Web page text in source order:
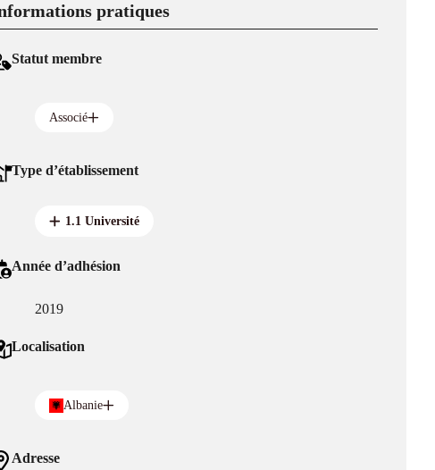
pratiques
Statut membre
Associé
Type d’établissement
1.1 Université
Année d’adhésion
2019
Localisation
Albanie
Adresse